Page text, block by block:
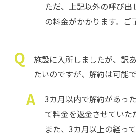
ただ、上記以外の呼び
の料金がかかります。ご
施設に入所しましたが、訳
たいのですが、解約は可能
3カ月以内で解約があっ
て料金を返金させていた
また、3カ月以上の経っ